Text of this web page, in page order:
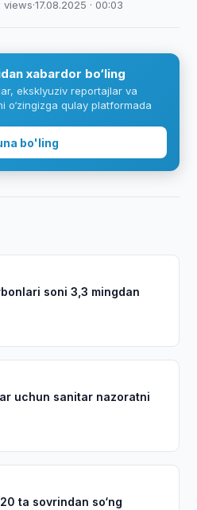
views·17.08.2025 · 00:03
xabardor bo‘ling
eksklyuziv reportajlar va
o‘zingizga qulay platformada
bo'ling
soni 3,3 mingdan
uchun sanitar nazoratni
ta sovrindan so‘ng